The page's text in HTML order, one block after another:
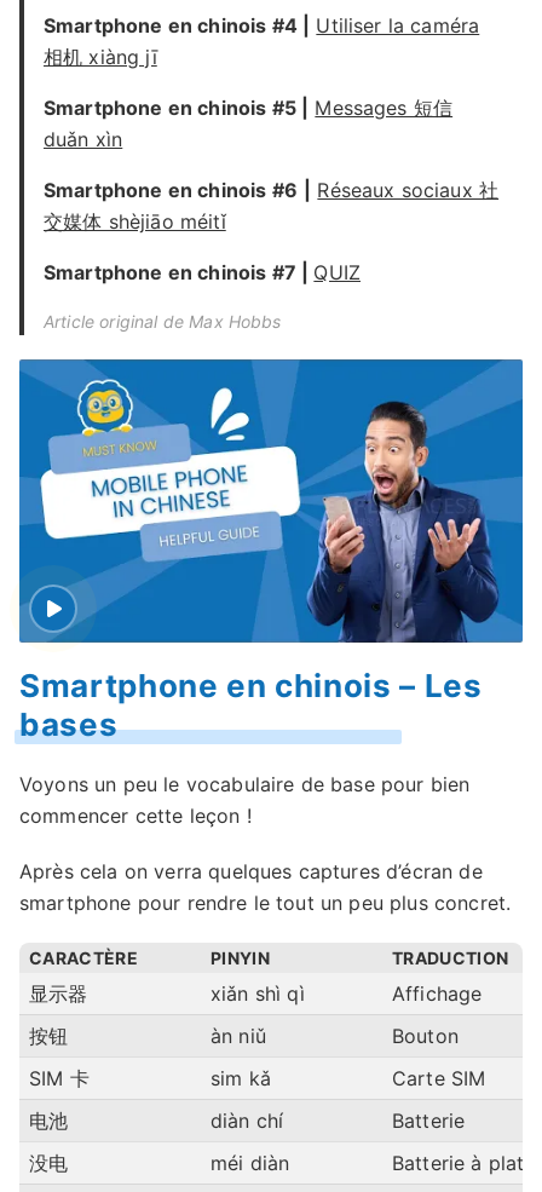
Smartphone en chinois #4
Utiliser la caméra
相机 xiàng jī
Smartphone en chinois #5
Messages 短信
duǎn xìn
Smartphone en chinois #6
Réseaux sociaux 社
交媒体 shèjiāo méitǐ
Smartphone en chinois #7 QUIZ
Article original de Max Hobbs
Smartphone en chinois – Les
bases
Voyons un peu le vocabulaire de base pour bien
commencer cette leçon !
Après cela on verra quelques captures d’écran de
smartphone pour rendre le tout un peu plus concret.
CARACTÈRE PINYIN TRADUCTION
显示器 xiǎn shì qì
Affichage
按钮
àn niǔ
Bouton
SIM 卡
sim kǎ
Carte SIM
电池
diàn chí
Batterie
没电
méi diàn
Batterie à plat